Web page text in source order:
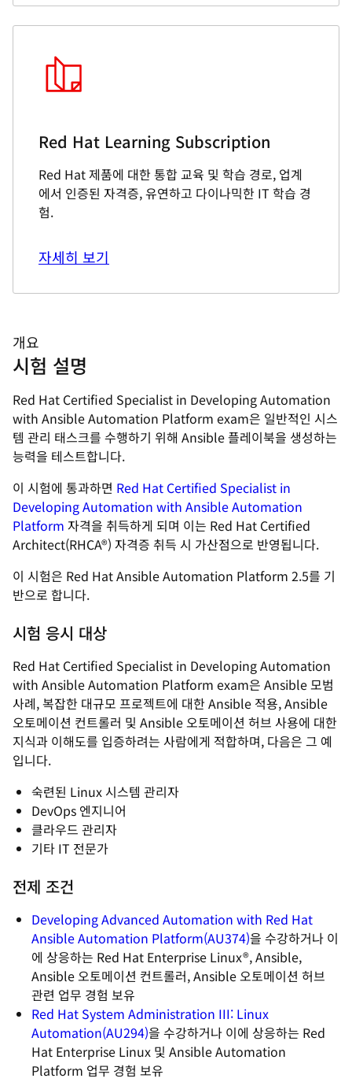
개요
시험 설명
Red Hat Certified Specialist in Developing Automation
with Ansible Automation Platform exam은 일반적인 시스
템 관리 태스크를 수행하기 위해 Ansible 플레이북을 생성하는
능력을 테스트합니다.
이 시험에 통과하면 Red Hat Certified Specialist in
Developing Automation with Ansible Automation
Platform 자격을 취득하게 되며 이는 Red Hat Certified
Architect(RHCA®) 자격증 취득 시 가산점으로 반영됩니다.
이 시험은 Red Hat Ansible Automation Platform 2.5를 기
반으로 합니다.
시험 응시 대상
Red Hat Certified Specialist in Developing Automation
with Ansible Automation Platform exam은 Ansible 모범
사례, 복잡한 대규모 프로젝트에 대한 Ansible 적용, Ansible
오토메이션 컨트롤러 및 Ansible 오토메이션 허브 사용에 대한
지식과 이해도를 입증하려는 사람에게 적합하며, 다음은 그 예
입니다.
숙련된 Linux 시스템 관리자
DevOps 엔지니어
클라우드 관리자
기타 IT 전문가
전제 조건
Developing Advanced Automation with Red Hat
Ansible Automation Platform(AU374)을 수강하거나 이
에 상응하는 Red Hat Enterprise Linux®, Ansible,
Ansible 오토메이션 컨트롤러, Ansible 오토메이션 허브
관련 업무 경험 보유
Red Hat System Administration III: Linux
Automation(AU294)을 수강하거나 이에 상응하는 Red
Hat Enterprise Linux 및 Ansible Automation
Platform 업무 경험 보유
Red Hat Learning Subscription
Red Hat 제품에 대한 통합 교육 및 학습 경로, 업계
에서 인증된 자격증, 유연하고 다이나믹한 IT 학습 경
험.
자세히 보기